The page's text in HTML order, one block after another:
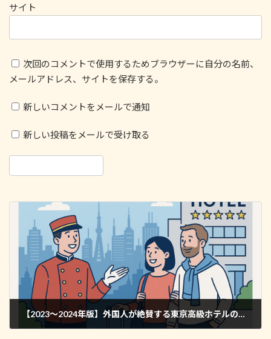
サイト
次回のコメントで使用するためブラウザーに自分の名前、
メールアドレス、サイトを保存する。
新しいコメントをメールで通知
新しい投稿をメールで受け取る
【2023～2024年版】外国人が絶賛する東京高級ホテルの感動ポイントランキング｜サービス・施設・食事・立地を徹底分析